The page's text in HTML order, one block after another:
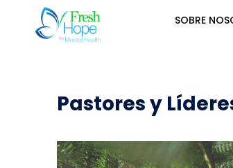
SOBRE
Pastores y